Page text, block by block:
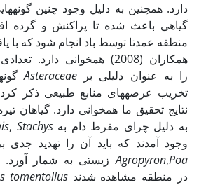
دارد. همچنین به دلیل وجود چنین
گیاهی باعث شده تا پراکنش و گرده
منطقه عمدتا توسط باد انجام شود که با
همکاران (2008) هم­خوانی دارد.
گونه­هایی از خانوادهAsteraceaeرا به عنوان دلیلی بر
نتایج تحقیق ما هم­خوانی دارد. گیاهان
, Stachysبه دلیل چرای مفرط دام به
وجود آمدند که باید آن را تهدید جدی
زیستی به شمار آورد. گونه هایی مانندAgropyron,Poa
tomentollusدر منطقه مشاهده شدند